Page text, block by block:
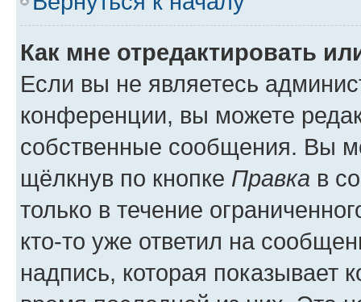
Как мне отредактировать
Если вы не являетесь
конференции, вы можете
собственные сообщения. Вы
щёлкнув по кнопке Правка в
только в течение
кто-то уже ответил на
надпись, которая показывает